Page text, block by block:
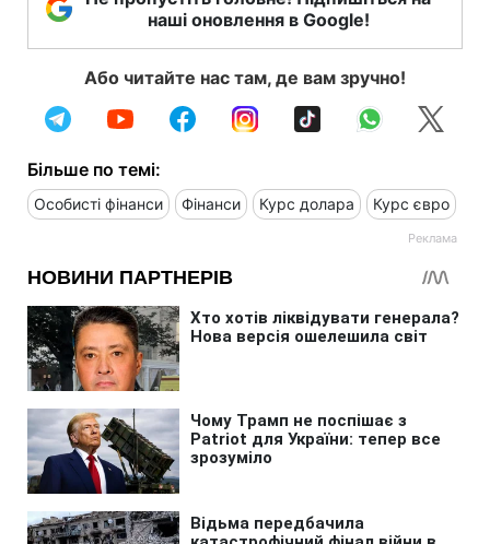
наші оновлення в Google!
Або читайте нас там, де вам зручно!
Більше по темі:
Особисті фінанси Фінанси Курс долара Курс євро